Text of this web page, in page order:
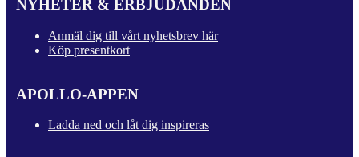
NYHETER & ERBJUDANDEN
Anmäl dig till vårt nyhetsbrev här
Köp presentkort
APOLLO-APPEN
Ladda ned och låt dig inspireras